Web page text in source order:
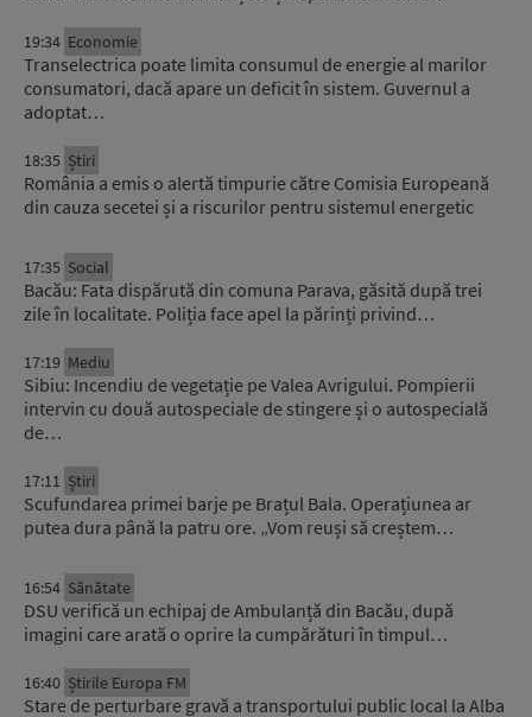
19:34 Economie
Transelectrica poate limita consumul de energie al marilor
consumatori, dacă apare un deficit în sistem. Guvernul a
adoptat…
18:35 Știri
România a emis o alertă timpurie către Comisia Europeană
din cauza secetei și a riscurilor pentru sistemul energetic
17:35 Social
Bacău: Fata dispărută din comuna Parava, găsită după trei
zile în localitate. Poliția face apel la părinți privind…
17:19 Mediu
Sibiu: Incendiu de vegetație pe Valea Avrigului. Pompierii
intervin cu două autospeciale de stingere și o autospecială
de…
17:11 Știri
Scufundarea primei barje pe Brațul Bala. Operațiunea ar
putea dura până la patru ore. „Vom reuși să creștem…
16:54 Sănătate
DSU verifică un echipaj de Ambulanță din Bacău, după
imagini care arată o oprire la cumpărături în timpul…
16:40 Știrile Europa FM
Stare de perturbare gravă a transportului public local la Alba